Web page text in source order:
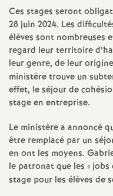
Ces stages seront
28 juin 2024. Les
élèves sont nombreuses
regard leur territoire
leur genre, de leur
ministère trouve un
effet, le séjour de
stage en entreprise.
Le ministère a annoncé
être remplacé par un
en ont les moyens.
le patronat que les «jobs
stage pour les élèves de